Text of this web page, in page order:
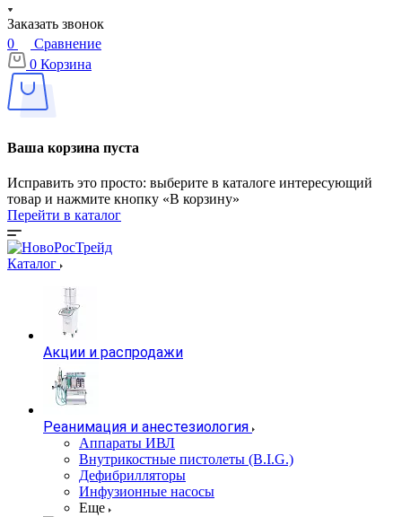
Заказать звонок
0
Сравнение
0 Корзина
Ваша корзина пуста
Исправить это просто: выберите в каталоге интересующий
товар и нажмите кнопку «В корзину»
Перейти в каталог
Каталог
Акции и распродажи
Реанимация и анестезиология
Аппараты ИВЛ
Внутрикостные пистолеты (B.I.G.)
Дефибрилляторы
Инфузионные насосы
Еще